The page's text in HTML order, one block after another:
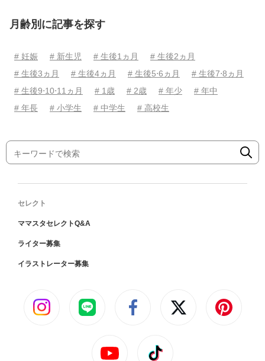
月齢別に記事を探す
# 妊娠 # 新生児 # 生後1ヵ月
# 生後2ヵ月
# 生後3ヵ月
# 生後4ヵ月 # 生後5⋅6ヵ月
# 生後7⋅8ヵ月
# 生後9⋅10⋅11ヵ月
# 1歳 # 2歳 # 年少
# 年中
# 年長
# 小学生 # 中学生 # 高校生
セレクト
ママスタセレクトQ&A
ライター募集
イラストレーター募集